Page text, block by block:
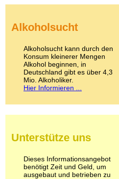
Kokain
LSD
Marihuana
Medikamente
Meskalin
Metamphetamin
Methadon
Pilze
Psychopharmaka
Schlafmittel
Schmerzmittel
Alkoholsucht
Alkoholsucht kann durch den
Konsum kleinerer Mengen
Alkohol beginnen, in
Deutschland gibt es über 4,3
Mio. Alkoholiker.
Hier Informieren ...
Unterstütze uns
Dieses Informationsangebot
benötigt Zeit und Geld, um
ausgebaut und betrieben zu